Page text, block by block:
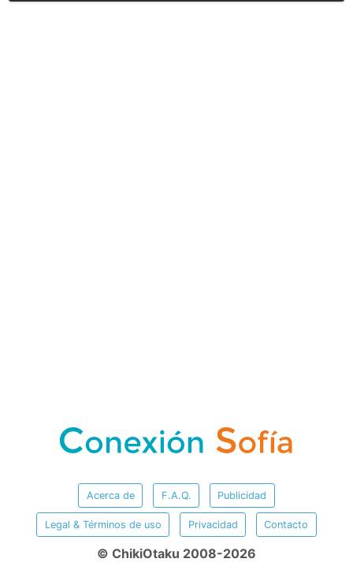
Acerca de F.A.Q. Publicidad
Legal & Términos de uso Privacidad Contacto
© ChikiOtaku 2008-2026